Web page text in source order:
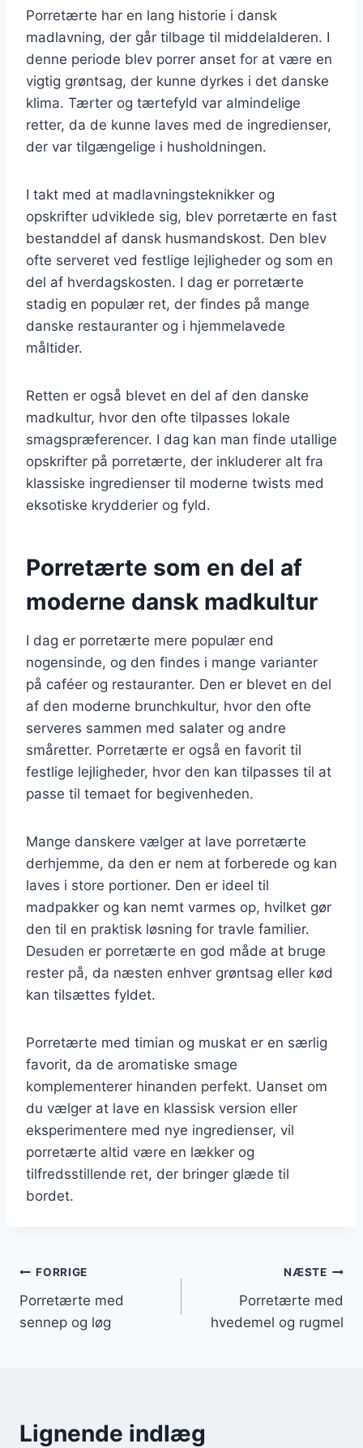
Porretærte har en lang historie i dansk
madlavning, der går tilbage til middelalderen. I
denne periode blev porrer anset for at være en
vigtig grøntsag, der kunne dyrkes i det danske
klima. Tærter og tærtefyld var almindelige
retter, da de kunne laves med de ingredienser,
der var tilgængelige i husholdningen.
I takt med at madlavningsteknikker og
opskrifter udviklede sig, blev porretærte en fast
bestanddel af dansk husmandskost. Den blev
ofte serveret ved festlige lejligheder og som en
del af hverdagskosten. I dag er porretærte
stadig en populær ret, der findes på mange
danske restauranter og i hjemmelavede
måltider.
Retten er også blevet en del af den danske
madkultur, hvor den ofte tilpasses lokale
smagspræferencer. I dag kan man finde utallige
opskrifter på porretærte, der inkluderer alt fra
klassiske ingredienser til moderne twists med
eksotiske krydderier og fyld.
Porretærte som en del af
moderne dansk madkultur
I dag er porretærte mere populær end
nogensinde, og den findes i mange varianter
på caféer og restauranter. Den er blevet en del
af den moderne brunchkultur, hvor den ofte
serveres sammen med salater og andre
småretter. Porretærte er også en favorit til
festlige lejligheder, hvor den kan tilpasses til at
passe til temaet for begivenheden.
Mange danskere vælger at lave porretærte
derhjemme, da den er nem at forberede og kan
laves i store portioner. Den er ideel til
madpakker og kan nemt varmes op, hvilket gør
den til en praktisk løsning for travle familier.
Desuden er porretærte en god måde at bruge
rester på, da næsten enhver grøntsag eller kød
kan tilsættes fyldet.
Porretærte med timian og muskat er en særlig
favorit, da de aromatiske smage
komplementerer hinanden perfekt. Uanset om
du vælger at lave en klassisk version eller
eksperimentere med nye ingredienser, vil
porretærte altid være en lækker og
tilfredsstillende ret, der bringer glæde til
bordet.
Indlægsnavigation
FORRIGE
Porretærte med
sennep og løg
NÆSTE
Porretærte med
hvedemel og rugmel
Lignende indlæg